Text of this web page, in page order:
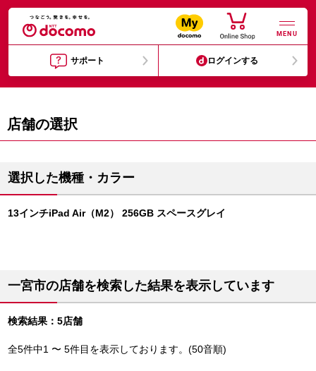
MENU
サポート ログインする
店舗の選択
選択した機種・カラー
13インチiPad Air（M2） 256GB スペースグレイ
一宮市の店舗を検索した結果を表示しています
検索結果：5店舗
全5件中1 〜 5件目を表示しております。(50音順)